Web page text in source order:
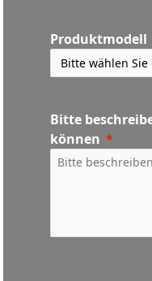
Produktmodell
Bitte
können